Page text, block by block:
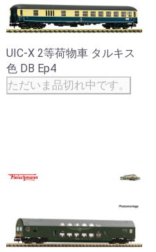
UIC-X 2等荷物車 タルキス
色 DB Ep4
ただいま品切れ中です。